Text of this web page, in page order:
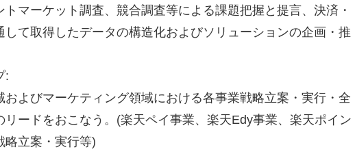
マーケット調査、競合調査等による課題把握と提言、決済・
して取得したデータの構造化およびソリューションの企画・推
:
およびマーケティング領域における各事業戦略立案・実行・全
リードをおこなう。(楽天ペイ事業、楽天Edy事業、楽天ポイン
略立案・実行等)